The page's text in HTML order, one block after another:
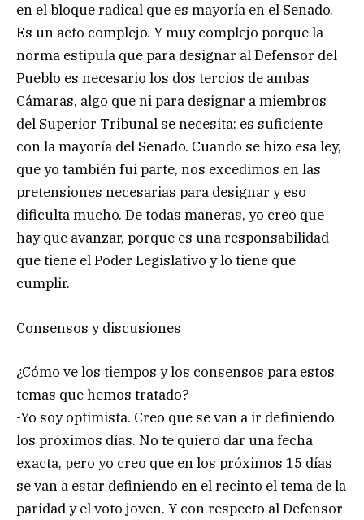
en el bloque radical que es mayoría en el Senado.
Es un acto complejo. Y muy complejo porque la
norma estipula que para designar al Defensor del
Pueblo es necesario los dos tercios de ambas
Cámaras, algo que ni para designar a miembros
del Superior Tribunal se necesita: es suficiente
con la mayoría del Senado. Cuando se hizo esa ley,
que yo también fui parte, nos excedimos en las
pretensiones necesarias para designar y eso
dificulta mucho. De todas maneras, yo creo que
hay que avanzar, porque es una responsabilidad
que tiene el Poder Legislativo y lo tiene que
cumplir.
Consensos y discusiones
¿Cómo ve los tiempos y los consensos para estos
temas que hemos tratado?
-Yo soy optimista. Creo que se van a ir definiendo
los próximos días. No te quiero dar una fecha
exacta, pero yo creo que en los próximos 15 días
se van a estar definiendo en el recinto el tema de la
paridad y el voto joven. Y con respecto al Defensor